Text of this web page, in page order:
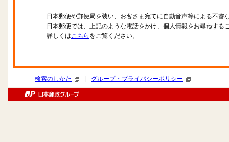
日本郵便や郵便局を装い、お客さま宛てに自動音声等による不審
日本郵便では、上記のような電話をかけ、個人情報をお尋ねする
詳しくはこちら をご覧ください。
検索のしかた グループ・プライバシーポリシー